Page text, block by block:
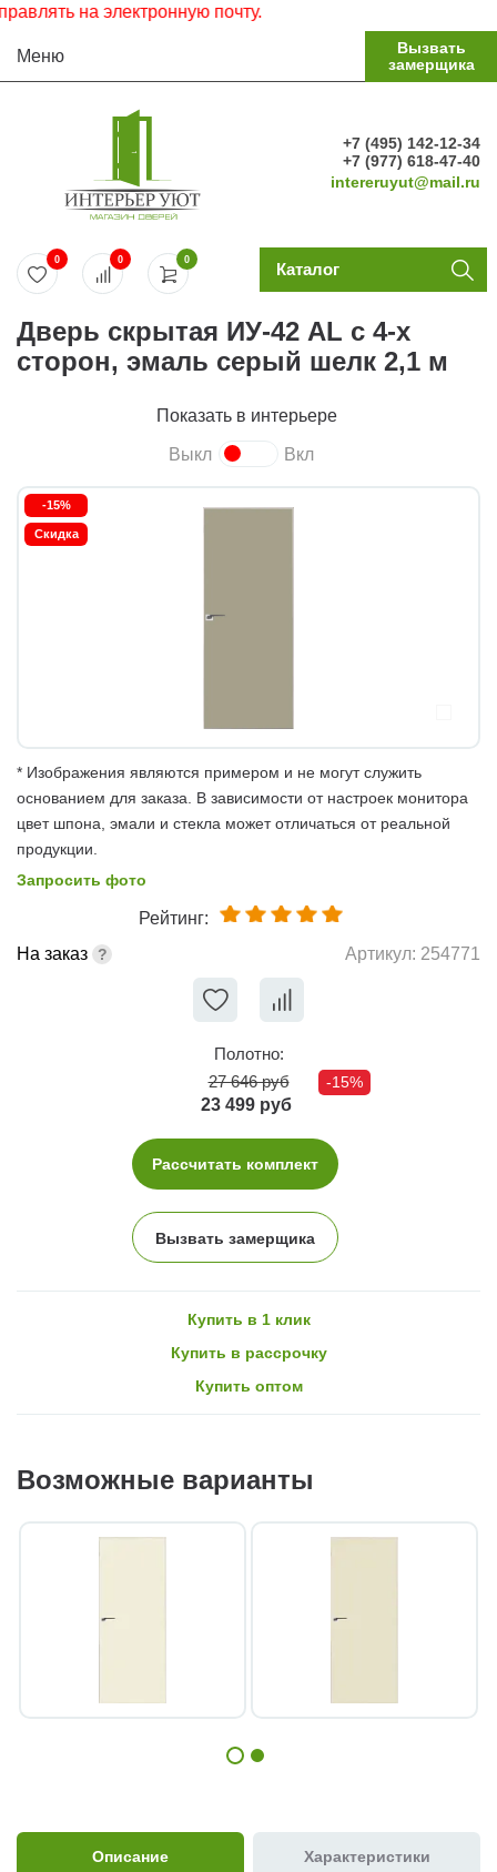
на электронную почту.
Меню
Вызвать
замерщика
+7 (495) 142-12-34
+7 (977) 618-47-40
intereruyut@mail.ru
0
0 0 Каталог
Дверь скрытая ИУ-42 AL с 4-х
сторон, эмаль серый шелк 2,1 м
Показать в интерьере
Выкл Вкл
-15%
Скидка
* Изображения являются примером и не могут служить
основанием для заказа. В зависимости от настроек монитора
цвет шпона, эмали и стекла может отличаться от реальной
продукции.
Запросить фото
Рейтинг:
На заказ
Артикул: 254771
Полотно:
27 646 руб
-15%
23 499 руб
Рассчитать комплект
Вызвать замерщика
Купить в 1 клик
Купить в рассрочку
Купить оптом
Возможные варианты
Описание Характеристики